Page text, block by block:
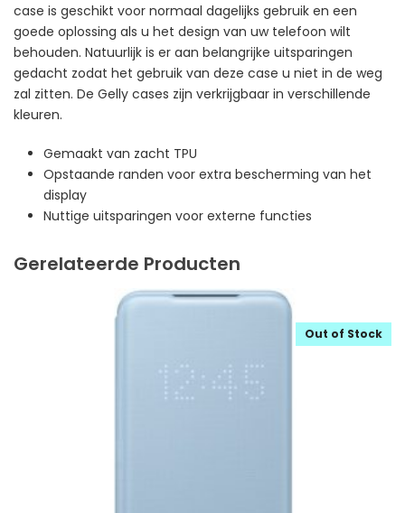
case is geschikt voor normaal dagelijks gebruik en een
goede oplossing als u het design van uw telefoon wilt
behouden. Natuurlijk is er aan belangrijke uitsparingen
gedacht zodat het gebruik van deze case u niet in de weg
zal zitten. De Gelly cases zijn verkrijgbaar in verschillende
kleuren.
Gemaakt van zacht TPU
Opstaande randen voor extra bescherming van het
display
Nuttige uitsparingen voor externe functies
Gerelateerde Producten
Out of Stock